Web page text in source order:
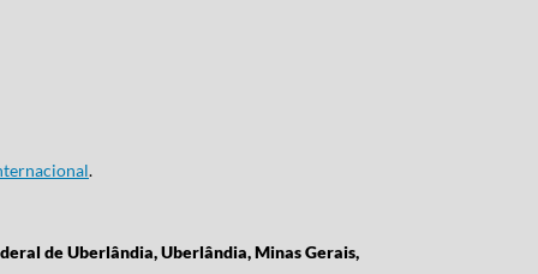
.
de Uberlândia, Uberlândia, Minas Gerais,